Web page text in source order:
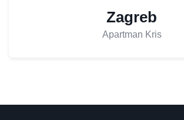
Zagreb
Apartman Kris